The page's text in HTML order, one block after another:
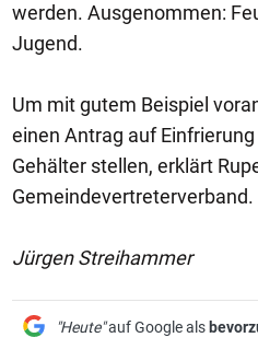
werden. Ausgenommen:
Jugend.
Um mit gutem Beispiel
einen Antrag auf
Gehälter stellen, erklärt
Gemeindevertreterverband.
Jürgen Streihammer
"Heute"auf Google als